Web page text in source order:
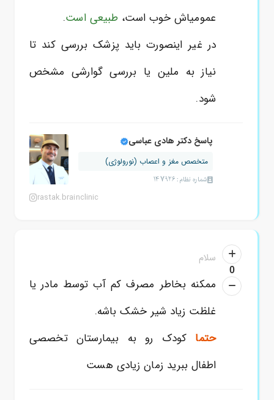
عمومیاش خوب است، طبیعی است.
در غیر اینصورت باید پزشک بررسی کند تا
نیاز به ملین یا بررسی گوارشی مشخص
شود.
پاسخ دکتر هادی عباسی
متخصص مغز و اعصاب (نورولوژی)
شماره نظام: 147926
rastak.brainclinic
0
سلام
ممکنه بخاطر مصرف کم آب توسط مادر یا
غلظت زیاد شیر خشک باشه.
حتما کودک رو به بیمارستان تخصصی
اطفال ببرید زمان زیادی هست